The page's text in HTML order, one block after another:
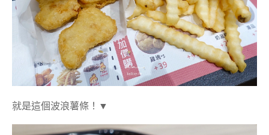
就是這個波浪薯條！▼